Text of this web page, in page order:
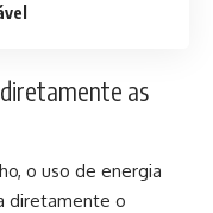
as
o uso de energia
diretamente o